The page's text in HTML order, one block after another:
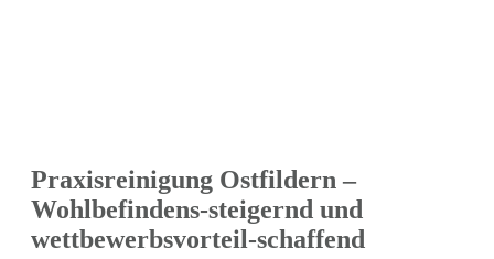
Praxisreinigung Ostfildern –
Wohlbefindens-steigernd und
wettbewerbsvorteil-schaffend